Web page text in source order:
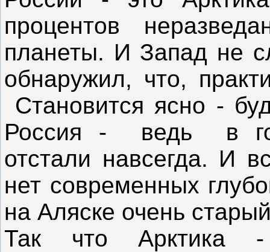
процентов
планеты. И Запад не
обнаружил, что,
Становится ясно -
Россия - ведь в
отстали навсегда. И
нет современных
на Аляске очень
Так что Арктика -